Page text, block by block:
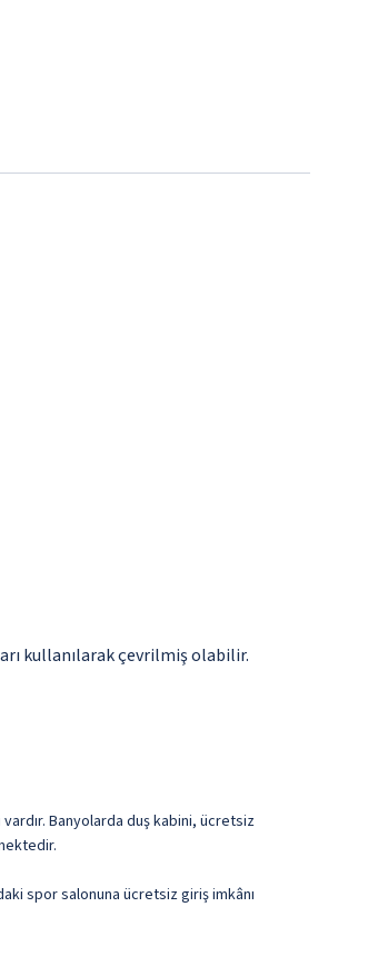
kullanılarak çevrilmiş olabilir.
Banyolarda duş kabini, ücretsiz
spor salonuna ücretsiz giriş imkânı